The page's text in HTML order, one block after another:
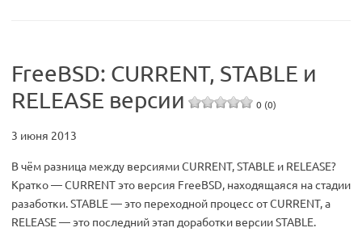
FreeBSD: CURRENT, STABLE и
RELEASE версии
0 (0)
3 июня 2013
В чём разница между версиями CURRENT, STABLE и RELEASE?
Кратко — CURRENT это версия FreeBSD, находящаяся на стадии
разаботки. STABLE — это переходной процесс от CURRENT, а
RELEASE — это последний этап доработки версии STABLE.